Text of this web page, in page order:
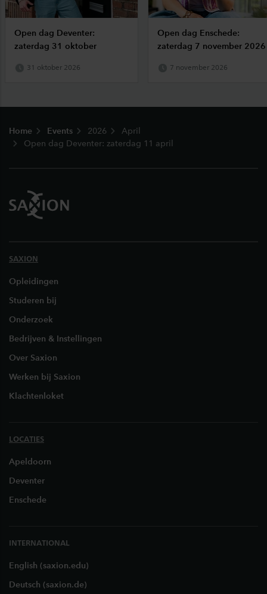
Open dag Deventer:
zaterdag 31 oktober
31 oktober 2026
Open dag Enschede:
zaterdag 7 november 2026
7 november 2026
Home Events 2026
April
Open dag Deventer: zaterdag 11 april
SAXION
Opleidingen
Studeren bij
Onderzoek
Bedrijven & Instellingen
Over Saxion
Werken bij Saxion
Klachtenloket
LOCATIES
Apeldoorn
Deventer
Enschede
INTERNATIONAL
English (saxion.edu)
Deutsch (saxion.de)